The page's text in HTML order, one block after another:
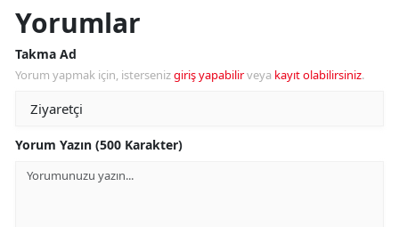
Yorumlar
Takma Ad
Yorum yapmak için, istersenizgiriş yapabilirveya kayıt olabilirsiniz.
Yorum Yazın (500 Karakter)